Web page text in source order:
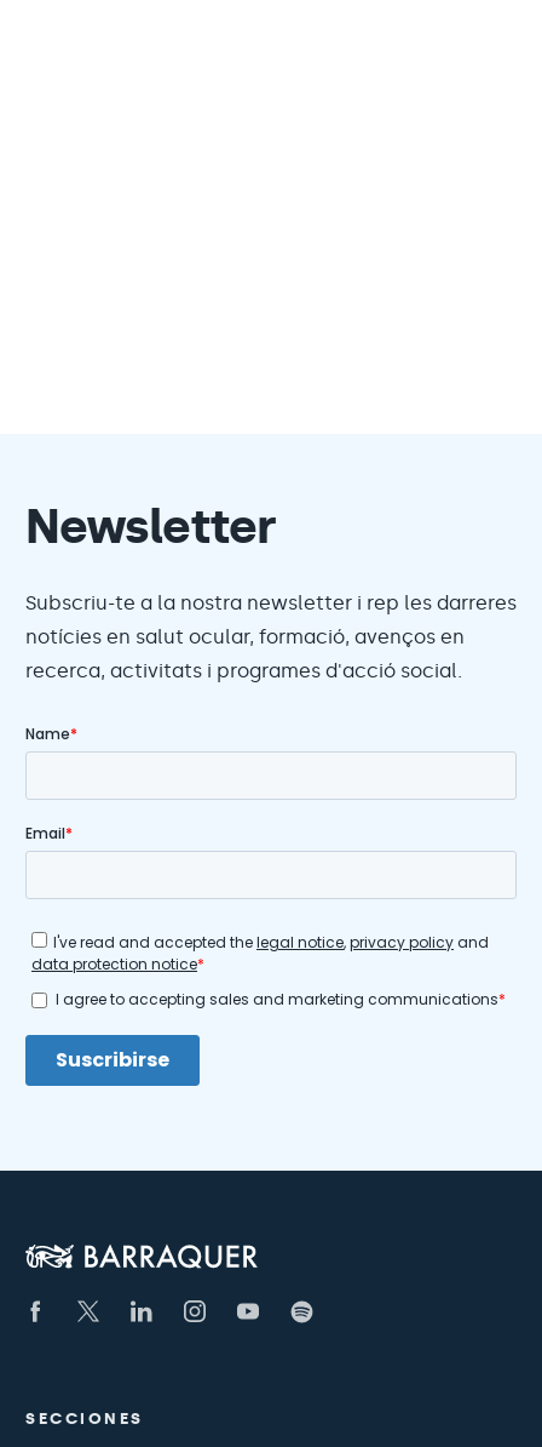
Newsletter
Subscriu-te a la nostra newsletter i rep les darreres
notícies en salut ocular, formació, avenços en
recerca, activitats i programes d'acció social.
SECCIONES